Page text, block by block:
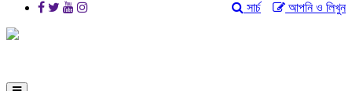
আপনি ও লিখুন
সার্চ